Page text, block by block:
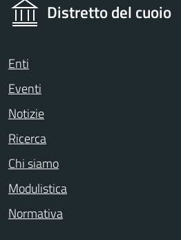
Distretto del cuoio
Enti
Eventi
Notizie
Ricerca
Chi siamo
Modulistica
Normativa